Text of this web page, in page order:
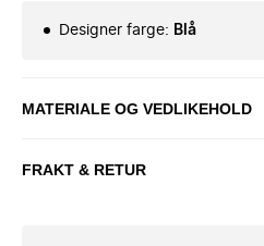
Designer farge: Blå
MATERIALE OG VEDLIKEHOLD
FRAKT & RETUR